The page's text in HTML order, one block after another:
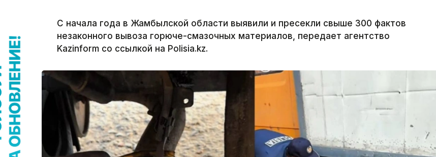
С начала года в Жамбылской области выявили и пресекли свыше 300 фактов
незаконного вывоза горюче-смазочных материалов, передает агентство
Kazinform со ссылкой на Polisia.kz.